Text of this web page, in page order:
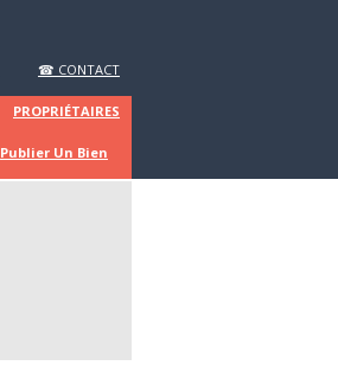
☎ CONTACT
PROPRIÉTAIRES
Publier Un Bien